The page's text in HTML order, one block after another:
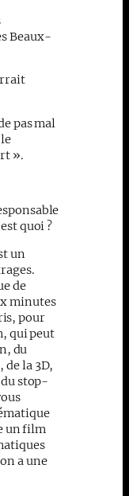
Beaux-
pas mal
».
quoi ?
un
de
minutes
pour
qui peut
du
la 3D,
du stop-
un film
a une